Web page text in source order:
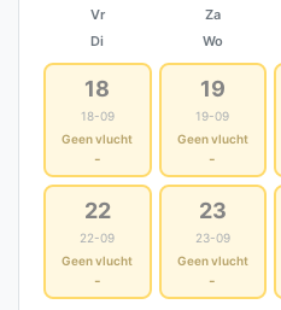
Vr Za
Di
Wo
18
18-09
Geen vlucht
-
19
19-09
Geen vlucht
-
22
22-09
Geen vlucht
-
23
23-09
Geen vlucht
-